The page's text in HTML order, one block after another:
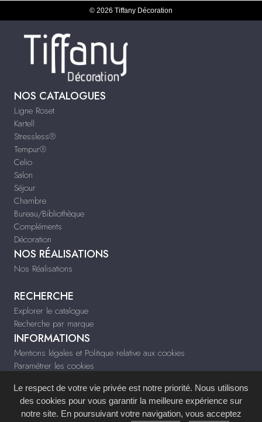
© 2026 Tiffany Décoration
NOS CATALOGUES
Ligne Roset
Kartell
Stressless®
Tempur®
Celio
Salon
Séjour
Chambre
Bureau/Bibliothèque
Compléments
Décoration
NOS RÉALISATIONS
Nos Réalisations
RECHERCHE
Explorer le catalogue
Recherche par marque
INFORMATIONS
Mentions légales et Politique relative aux cookies
Paramétrer les cookies
tiffany-deco.fr
Site réalisé avec leSystème de Gestion de Contenu (SGC)imagenia, créé et
Le respect de votre vie privée est notre priorité. Nous utilisons
des cookies pour vous garantir la meilleure expérience sur
notre site. En poursuivant votre navigation, vous acceptez